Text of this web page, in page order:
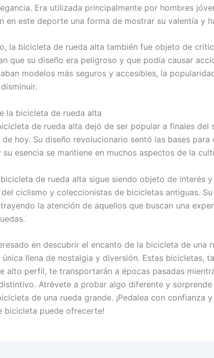
Era utilizada principalmente por hombres
en este deporte una forma de mostrar su valentía y
la bicicleta de rueda alta también fue objeto de
que su diseño era peligroso y que podía causar
modelos más seguros y accesibles, la
la bicicleta de rueda alta
de rueda alta dejó de ser popular a finales del
de hoy. Su diseño revolucionario sentó las bases
su esencia se mantiene en muchos aspectos de la
de rueda alta sigue siendo objeto de interés
del ciclismo y coleccionistas de bicicletas antiguas.
la atención de aquellos que buscan una
en descubrir el encanto de la bicicleta de una
única llena de nostalgia y diversión. Estas bicicletas,
alto perfil, te transportarán a épocas pasadas
Atrévete a probar algo diferente y
de una rueda grande. ¡Pedalea con confianza
bicicleta puede ofrecerte!